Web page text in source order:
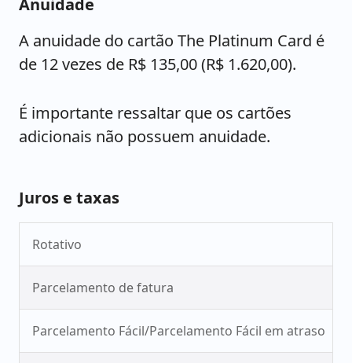
A anuidade do cartão The Platinum Card é
de 12 vezes de R$ 135,00 (R$ 1.620,00).
É importante ressaltar que os cartões
adicionais não possuem anuidade.
Juros e taxas
Rotativo
Parcelamento de fatura
Parcelamento Fácil/Parcelamento Fácil em atraso